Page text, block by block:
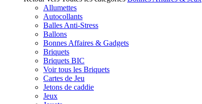
Allumettes
Autocollants
Balles Anti-Stress
Ballons
Bonnes Affaires & Gadgets
Briquets
Briquets BIC
Voir tous les Briquets
Cartes de Jeu
Jetons de caddie
Jeux